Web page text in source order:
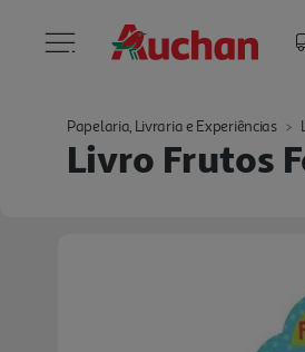
Papelaria, Livraria e Experiências
Livro Frutos